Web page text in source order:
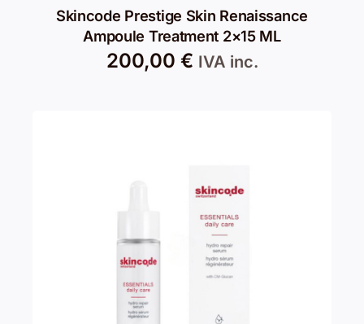
Skincode Prestige Skin Renaissance
Ampoule Treatment 2×15 ML
200,00 € IVA inc.